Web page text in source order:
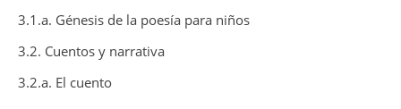
3.1.a. Génesis de la poesía para niños
3.2. Cuentos y narrativa
3.2.a. El cuento